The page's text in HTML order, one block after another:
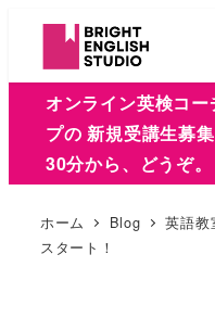
オンライン英検コ
プの 新規受講生募
30分から、どうぞ。
ホーム Blog 英語教
スタート！